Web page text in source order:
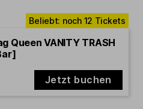
Queen VANITY TRASH
Jetzt buchen